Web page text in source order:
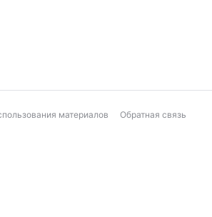
материалов Обратная связь